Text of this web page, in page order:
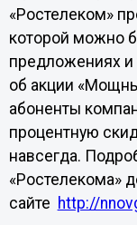
«Ростелеком»
которой можно
предложениях и
об акции
абоненты
процентную
навсегда.
«Ростелекома»
сайте http://